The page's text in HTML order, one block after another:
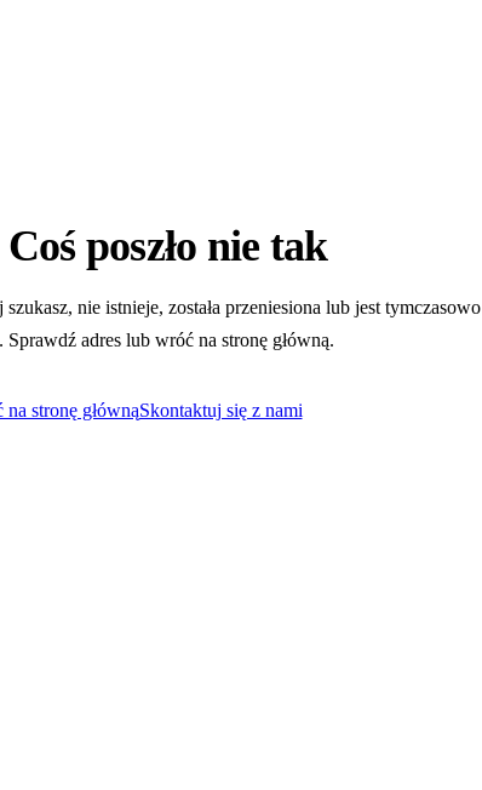
poszło nie tak
nie istnieje, została przeniesiona lub jest tymczasowo
Sprawdź adres lub wróć na stronę główną.
na stronę głównąSkontaktuj się z nami